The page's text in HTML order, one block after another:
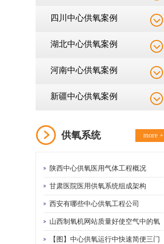
四川中心供氧案例
湖北中心供氧案例
河南中心供氧案例
新疆中心供氧案例
供氧系统 more +
陕西中心供氧医用气体工程概况
甘肃医院医用供氧系统组成架构
西安有哪些中心供氧工程公司
山西制氧机网站质量好使空气中的氧
和氮气得以分离
【图】中心供氧运行中快速简便三门